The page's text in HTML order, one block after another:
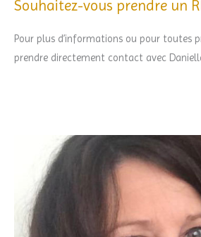
Souhaitez-vous prendre un
Pour plus d’informations ou pour toutes
prendre directement contact avec